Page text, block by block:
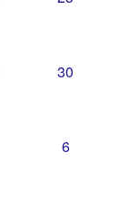
0
30
0
6